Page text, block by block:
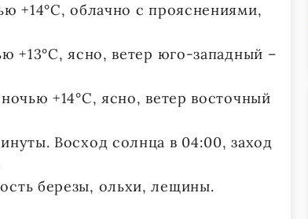
+14°С, облачно с прояснениями,
+13°С, ясно, ветер юго-западный –
+14°С, ясно, ветер восточный
Восход солнца в 04:00, заход
березы, ольхи, лещины.